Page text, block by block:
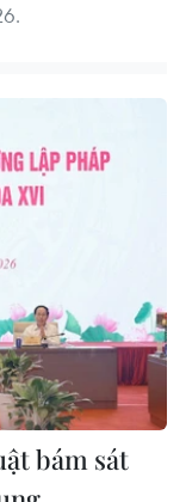
bám sát